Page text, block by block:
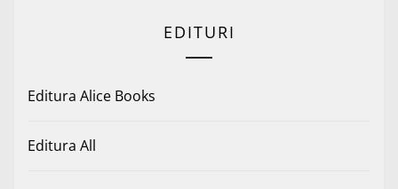
EDITURI
Editura Alice Books
Editura All